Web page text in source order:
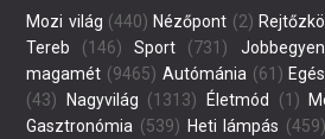
Mozi világ (440) Nézőpont (2)
Tereb (146) Sport (731)
magamét (9465) Autómánia (61)
(43)
Nagyvilág (1313) Életmód (1)
Gasztronómia (539) Heti lámpás (459)